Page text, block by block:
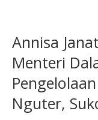
Annisa
Menteri
Nguter,